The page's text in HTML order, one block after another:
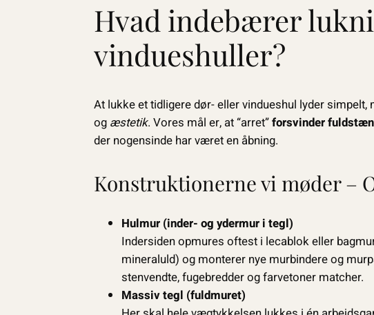
Hvad indebærer
vindueshuller?
At lukke et tidligere dør- eller vindueshul lyder
og æstetik. Vores mål er, at “arret”forsvinder
der nogensinde har været en åbning.
Konstruktionerne vi møder –
Hulmur (inder- og ydermur i tegl)
Indersiden opmures oftest i lecablok eller
mineraluld) og monterer nye murbindere og
stenvendte, fugebredder og farvetoner matcher.
Massiv tegl (fuldmuret)